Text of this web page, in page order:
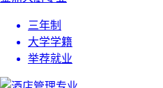
三年制
大学学籍
举荐就业